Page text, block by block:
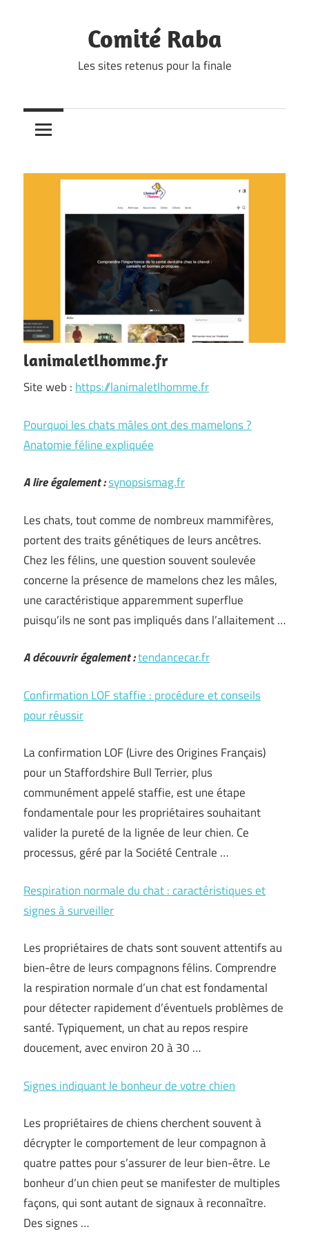
Comité Raba
Les sites retenus pour la finale
lanimaletlhomme.fr
Site web : https://lanimaletlhomme.fr
Pourquoi les chats mâles ont des mamelons ?
Anatomie féline expliquée
A lire également :synopsismag.fr
Les chats, tout comme de nombreux mammifères,
portent des traits génétiques de leurs ancêtres.
Chez les félins, une question souvent soulevée
concerne la présence de mamelons chez les mâles,
une caractéristique apparemment superflue
puisqu’ils ne sont pas impliqués dans l’allaitement …
A découvrir également :tendancecar.fr
Confirmation LOF staffie : procédure et conseils
pour réussir
La confirmation LOF (Livre des Origines Français)
pour un Staffordshire Bull Terrier, plus
communément appelé staffie, est une étape
fondamentale pour les propriétaires souhaitant
valider la pureté de la lignée de leur chien. Ce
processus, géré par la Société Centrale …
Respiration normale du chat : caractéristiques et
signes à surveiller
Les propriétaires de chats sont souvent attentifs au
bien-être de leurs compagnons félins. Comprendre
la respiration normale d’un chat est fondamental
pour détecter rapidement d’éventuels problèmes de
santé. Typiquement, un chat au repos respire
doucement, avec environ 20 à 30 …
Signes indiquant le bonheur de votre chien
Les propriétaires de chiens cherchent souvent à
décrypter le comportement de leur compagnon à
quatre pattes pour s’assurer de leur bien-être. Le
bonheur d’un chien peut se manifester de multiples
façons, qui sont autant de signaux à reconnaître.
Des signes …